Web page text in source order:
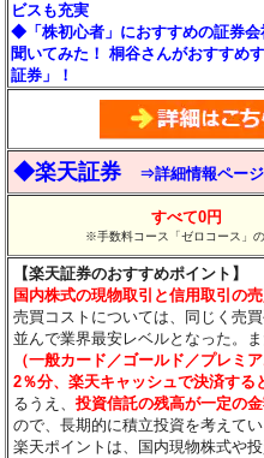
ビスも充実
◆「株初心者」におすすめの証券
聞いてみた！ 桐谷さんがおすすめ
証券」！
◆楽天証券 ⇒詳細情報ペー
すべて0円
※手数料コース「ゼロコース」
【楽天証券のおすすめポイント】
国内株式の現物取引と信用取引の
売買コストについては、同じく売
並んで業界最安レベルとなった。
（一般カード／ゴールド／プレミ
2％分、楽天キャッシュで決済する
るうえ、投資信託の残高が一定の
ので、長期的に積立投資を考えて
楽天ポイントは、国内現物株式や